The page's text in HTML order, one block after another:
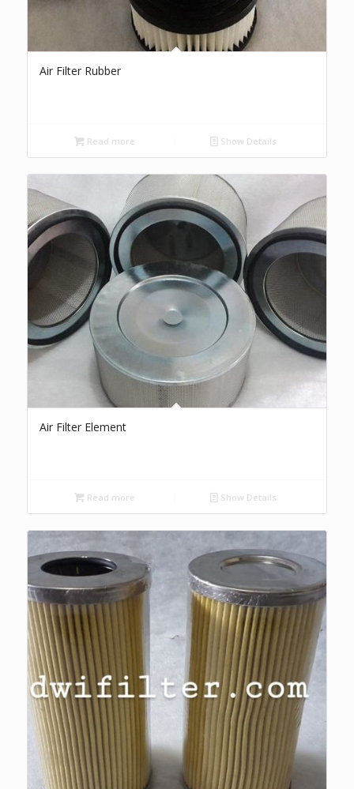
Air Filter Rubber
Read more Show Details
Air Filter Element
Read more Show Details